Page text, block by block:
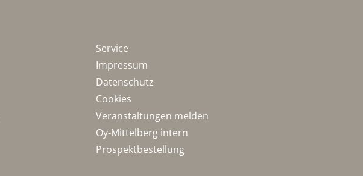
Service
Impressum
Datenschutz
Cookies
Veranstaltungen melden
Oy-Mittelberg intern
Prospektbestellung